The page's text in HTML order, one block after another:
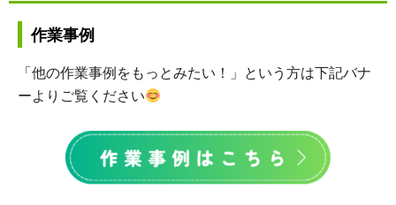
作業事例
「他の作業事例をもっとみたい！」という方は下記バナ
ーよりご覧ください